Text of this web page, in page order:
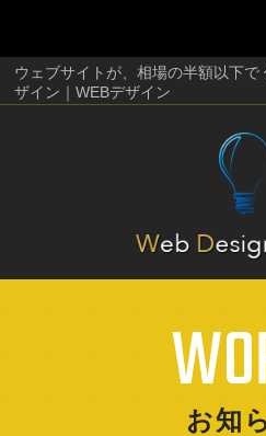
ウェブサイトが、相場の半額以下
ザイン｜WEBデザイン
お知